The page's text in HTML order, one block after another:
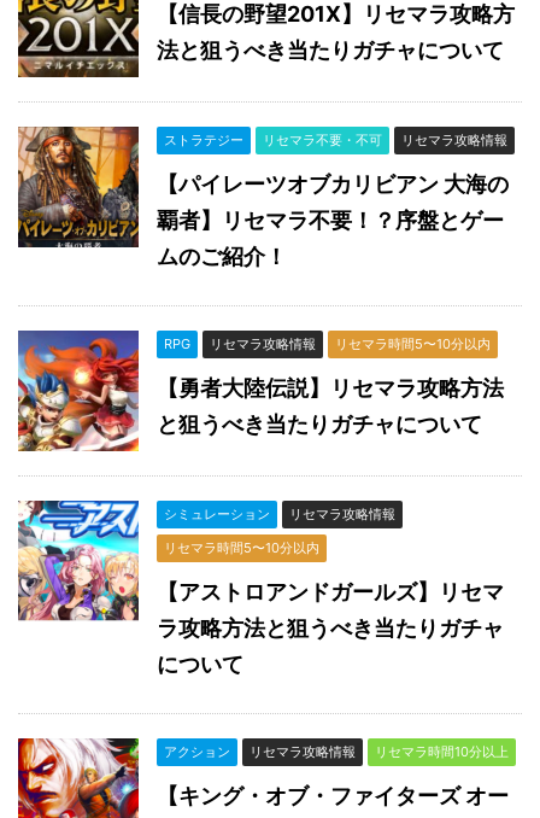
【信長の野望201X】リセマラ攻略方
法と狙うべき当たりガチャについて
ストラテジー リセマラ不要・不可 リセマラ攻略情報
【パイレーツオブカリビアン 大海の
覇者】リセマラ不要！？序盤とゲー
ムのご紹介！
RPG リセマラ攻略情報 リセマラ時間5〜10分以内
【勇者大陸伝説】リセマラ攻略方法
と狙うべき当たりガチャについて
シミュレーション
リセマラ攻略情報
リセマラ時間5〜10分以内
【アストロアンドガールズ】リセマ
ラ攻略方法と狙うべき当たりガチャ
について
アクション リセマラ攻略情報 リセマラ時間10分以上
【キング・オブ・ファイターズ オー